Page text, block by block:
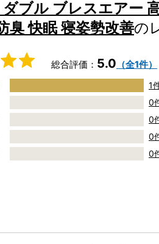
ブル ブレスエアー
臭 快眠 寝姿勢改善の
総合評価： 5.0 （全1件）
1
0
0
0
0